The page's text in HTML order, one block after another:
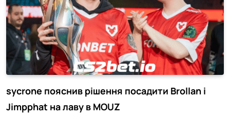
sycrone пояснив рішення посадити Brollan і
Jimpphat на лаву в MOUZ